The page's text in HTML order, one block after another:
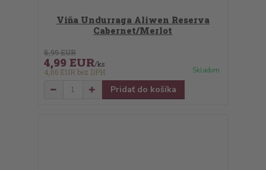
Viňa Undurraga Aliwen Reserva
Cabernet/Merlot
8,99 EUR
4,99 EUR/ks
4,06 EUR bez DPH Skladom
Pridať do košíka